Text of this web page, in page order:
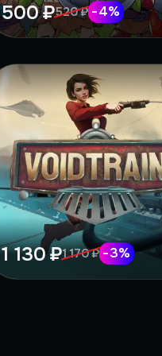
500 ₽520 ₽ -4%
1 130 ₽1 170 ₽ -3%